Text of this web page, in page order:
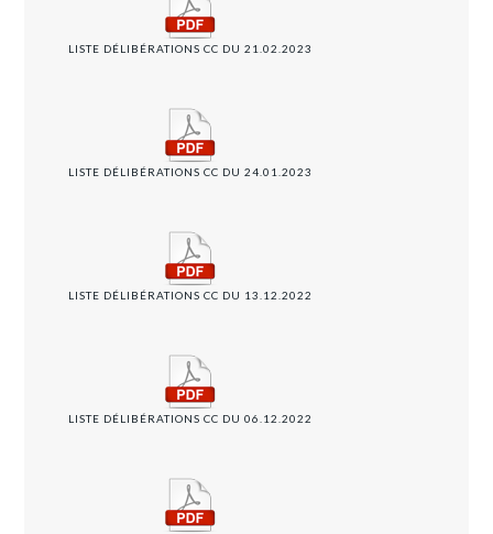
LISTE DÉLIBÉRATIONS CC DU 21.02.2023
LISTE DÉLIBÉRATIONS CC DU 24.01.2023
LISTE DÉLIBÉRATIONS CC DU 13.12.2022
LISTE DÉLIBÉRATIONS CC DU 06.12.2022